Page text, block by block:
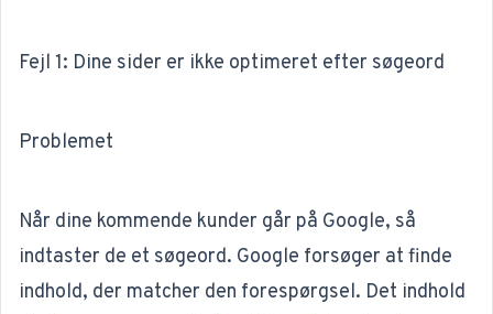
Fejl 1: Dine sider er ikke optimeret efter søgeord
Problemet
Når dine kommende kunder går på Google, så
indtaster de et søgeord. Google forsøger at finde
indhold, der matcher den forespørgsel. Det indhold